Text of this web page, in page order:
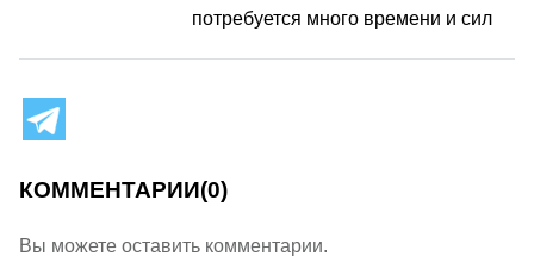
потребуется много времени и сил
КОММЕНТАРИИ(0)
Вы можете оставить комментарии.